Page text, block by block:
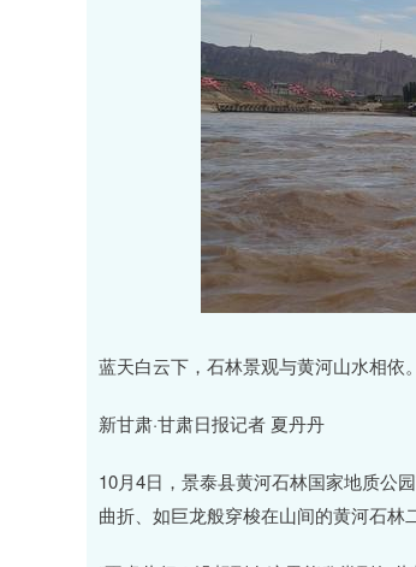
蓝天白云下，石林景观与黄河山水相依
新甘肃·甘肃日报记者 夏丹丹
10月4日，景泰县黄河石林国家地质公
曲折、如巨龙般穿梭在山间的黄河石林